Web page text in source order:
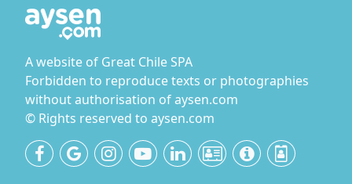
A website of Great Chile SPA
Forbidden to reproduce texts or photographies
without authorisation of aysen.com
© Rights reserved to aysen.com